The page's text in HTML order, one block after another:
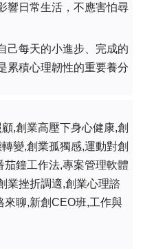
響日常生活，不應害怕尋
己每天的小進步、完成的
累積心理韌性的重要養分
,創業高壓下身心健康,創
變,創業孤獨感,運動對創
鐘工作法,專案管理軟體
業挫折調適,創業心理諮
來聊,新創CEO班,工作與